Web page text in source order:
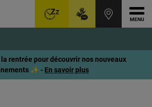
rentrée pour découvrir nos nouveaux
✨ - En savoir plus